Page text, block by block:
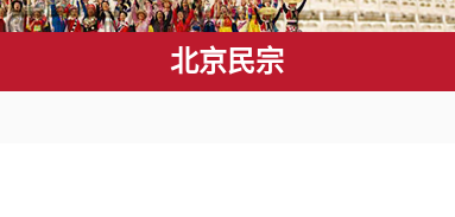
北京民宗